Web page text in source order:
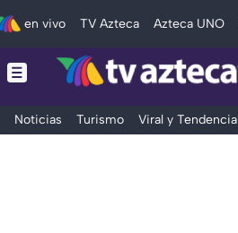
en vivo TV Azteca Azteca UNO
Noticias Turismo Viral y Tendencia